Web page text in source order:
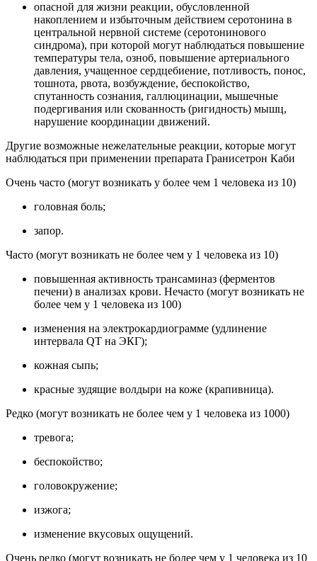
опасной для жизни реакции, обусловленной
накоплением и избыточным действием серотонина в
центральной нервной системе (серотонинового
синдрома), при которой могут наблюдаться повышение
температуры тела, озноб, повышение артериального
давления, учащенное сердцебиение, потливость, понос,
тошнота, рвота, возбуждение, беспокойство,
спутанность сознания, галлюцинации, мышечные
подергивания или скованность (ригидность) мышц,
нарушение координации движений.
Другие возможные нежелательные реакции, которые могут
наблюдаться при применении препарата Гранисетрон Каби
Очень часто (могут возникать у более чем 1 человека из 10)
головная боль;
запор.
Часто (могут возникать не более чем у 1 человека из 10)
повышенная активность трансаминаз (ферментов
печени) в анализах крови. Нечасто (могут возникать не
более чем у 1 человека из 100)
изменения на электрокардиограмме (удлинение
интервала QT на ЭКГ);
кожная сыпь;
красные зудящие волдыри на коже (крапивница).
Редко (могут возникать не более чем у 1 человека из 1000)
тревога;
беспокойство;
головокружение;
изжога;
изменение вкусовых ощущений.
Очень редко (могут возникать не более чем у 1 человека из 10